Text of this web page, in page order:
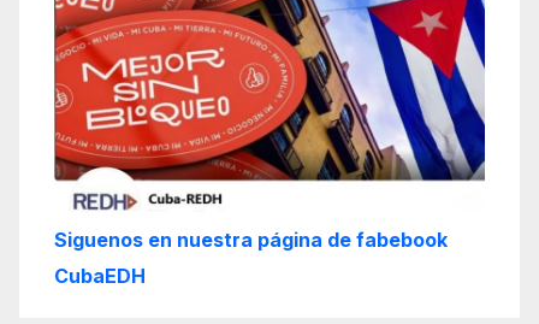
Siguenos en nuestra página de fabebook
CubaEDH